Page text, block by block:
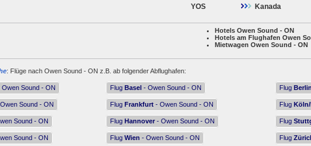
YOS Kanada
Hotels Owen Sound - ON
Hotels am Flughafen Owen
Mietwagen Owen Sound - ON
: Flüge nach Owen Sound - ON z.B. ab folgender Abflughafen:
Owen Sound - ON Flug Basel - Owen Sound - ON Flug Berlin
Sound - ON Flug Frankfurt - Owen Sound - ON Flug
Sound - ON Flug Hannover - Owen Sound - ON Flug
Sound - ON Flug Wien - Owen Sound - ON Flug